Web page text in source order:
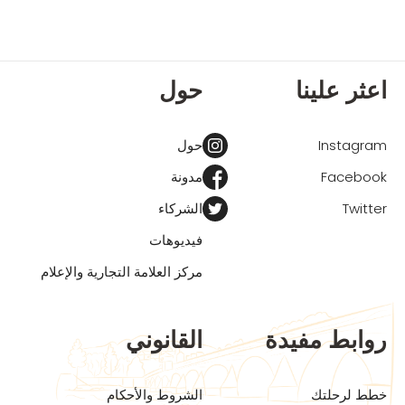
اعثر علينا
Instagram
Facebook
Twitter
حول
حول
مدونة
الشركاء
فيديوهات
مركز العلامة التجارية والإعلام
روابط مفيدة
خطط لرحلتك
القانوني
الشروط والأحكام